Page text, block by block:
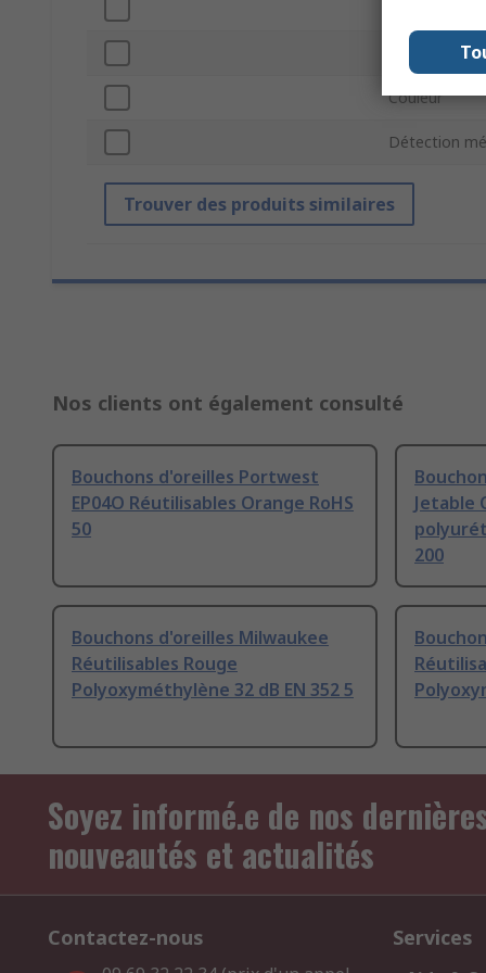
Couleur
Détection
Trouver des produits similaires
Nos clients ont également consulté
Bouchons d'oreilles Portwest
EP04O Réutilisables Orange RoHS
50
Jetable
200
Bouchons d'oreilles Milwaukee
Réutilisables Rouge
Polyoxyméthylène 32 dB EN 352 5
Soyez informé.e de nos
nouveautés et actualités
Contactez-nous Services